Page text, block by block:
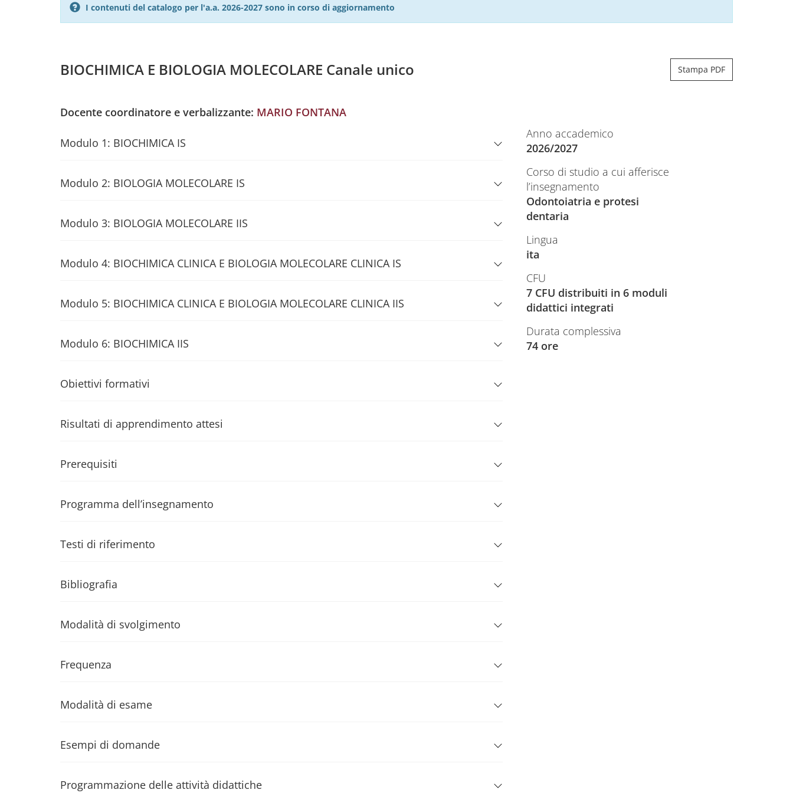
I contenuti del catalogo per l'a.a. 2026-2027 sono in corso di aggiornamento
BIOCHIMICA E BIOLOGIA MOLECOLARE Canale unico Stampa PDF
Docente coordinatore e verbalizzante: MARIO FONTANA
Modulo 1: BIOCHIMICA IS
Modulo 2: BIOLOGIA MOLECOLARE IS
Modulo 3: BIOLOGIA MOLECOLARE IIS
Modulo 4: BIOCHIMICA CLINICA E BIOLOGIA MOLECOLARE CLINICA IS
Modulo 5: BIOCHIMICA CLINICA E BIOLOGIA MOLECOLARE CLINICA IIS
Modulo 6: BIOCHIMICA IIS
Obiettivi formativi
Risultati di apprendimento attesi
Prerequisiti
Programma dell’insegnamento
Testi di riferimento
Bibliografia
Modalità di svolgimento
Frequenza
Modalità di esame
Esempi di domande
Programmazione delle attività didattiche
Anno accademico
2026/2027
Corso di studio a cui afferisce
l’insegnamento
Odontoiatria e protesi
dentaria
Lingua
ita
CFU
7 CFU distribuiti in 6 moduli
didattici integrati
Durata complessiva
74 ore